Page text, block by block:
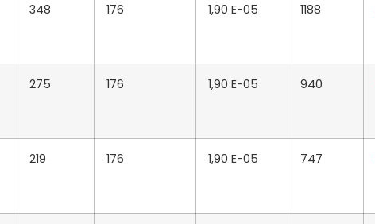
348 176 1,90 E-05 1188
275 176 1,90 E-05 940
219 176 1,90 E-05 747